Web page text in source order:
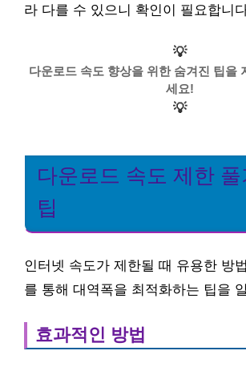
라 다를 수 있으니 확인이 필요합니
💡
다운로드 속도 향상을 위한 숨겨진 팁을
세요!
💡
다운로드 속도 제한 풀
팁
인터넷 속도가 제한될 때 유용한 방
를 통해 대역폭을 최적화하는 팁을
효과적인 방법